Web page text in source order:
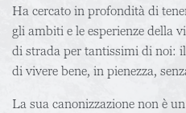
Ha cercato in profondità di
gli ambiti e le esperienze della
di strada per tantissimi di noi:
di vivere bene, in pienezza,
La sua canonizzazione non è